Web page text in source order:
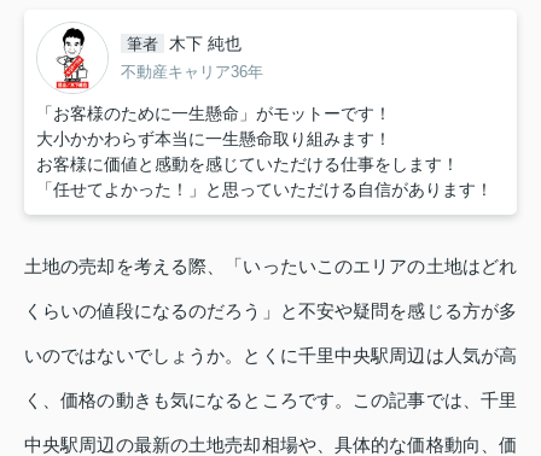
筆者 木下 純也
不動産キャリア36年
「お客様のために一生懸命」がモットーです！
大小かかわらず本当に一生懸命取り組みます！
お客様に価値と感動を感じていただける仕事をします！
「任せてよかった！」と思っていただける自信があります！
土地の売却を考える際、「いったいこのエリアの土地はどれ
くらいの値段になるのだろう」と不安や疑問を感じる方が多
いのではないでしょうか。とくに千里中央駅周辺は人気が高
く、価格の動きも気になるところです。この記事では、千里
中央駅周辺の最新の土地売却相場や、具体的な価格動向、価